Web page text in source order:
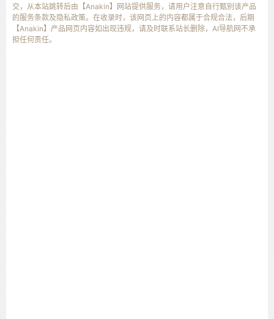
交，从本站跳转后由【Anakin】网站提供服务，请用户注意自行甄别该产品
的服务条款及隐私政策。在收录时，该网页上的内容都属于合规合法，后期
【Anakin】产品网页内容如出现违规，请及时联系站长删除，AI导航网不承
担任何责任。